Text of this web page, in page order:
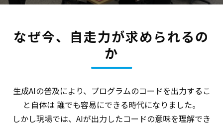
なぜ今、自走力が求められるの
か
生成AIの普及により、プログラムのコードを出力するこ
と自体は 誰でも容易にできる時代になりました。
しかし現場では、AIが出力したコードの意味を理解でき